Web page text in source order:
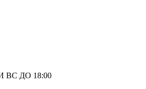
ВС ДО 18:00